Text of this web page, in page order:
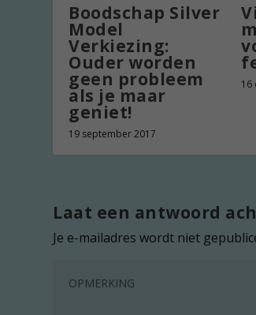
Boodschap Silver
Model
Verkiezing:
Ouder worden
geen probleem
als je maar
geniet!
19 september 2017
16
Laat een antwoord
Je e-mailadres wordt niet